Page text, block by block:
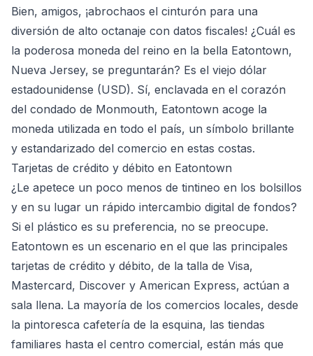
Bien, amigos, ¡abrochaos el cinturón para una
diversión de alto octanaje con datos fiscales! ¿Cuál es
la poderosa moneda del reino en la bella Eatontown,
Nueva Jersey, se preguntarán? Es el viejo dólar
estadounidense (USD). Sí, enclavada en el corazón
del condado de Monmouth, Eatontown acoge la
moneda utilizada en todo el país, un símbolo brillante
y estandarizado del comercio en estas costas.
Tarjetas de crédito y débito en Eatontown
¿Le apetece un poco menos de tintineo en los bolsillos
y en su lugar un rápido intercambio digital de fondos?
Si el plástico es su preferencia, no se preocupe.
Eatontown es un escenario en el que las principales
tarjetas de crédito y débito, de la talla de Visa,
Mastercard, Discover y American Express, actúan a
sala llena. La mayoría de los comercios locales, desde
la pintoresca cafetería de la esquina, las tiendas
familiares hasta el centro comercial, están más que